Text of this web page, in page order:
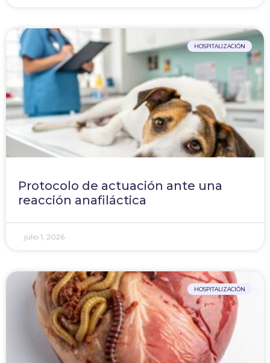
HOSPITALIZACIÓN
Protocolo de actuación ante una
reacción anafiláctica
julio 1, 2026
HOSPITALIZACIÓN